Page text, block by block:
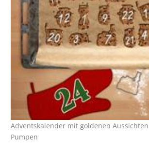
Adventskalender mit goldenen
Pumpen